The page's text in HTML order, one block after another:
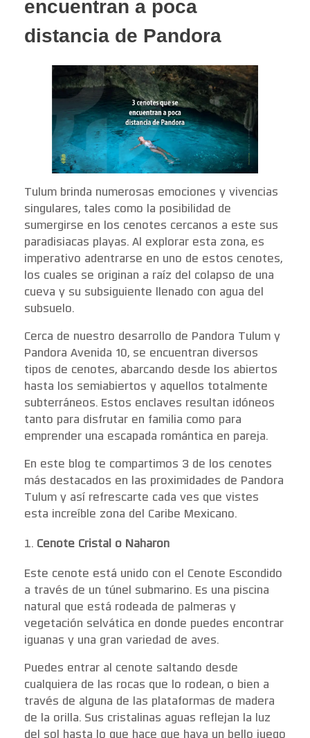
encuentran a poca
distancia de Pandora
Tulum brinda numerosas emociones y vivencias
singulares, tales como la posibilidad de
sumergirse en los cenotes cercanos a este sus
paradisiacas playas. Al explorar esta zona, es
imperativo adentrarse en uno de estos cenotes,
los cuales se originan a raíz del colapso de una
cueva y su subsiguiente llenado con agua del
subsuelo.
Cerca de nuestro desarrollo de Pandora Tulum y
Pandora Avenida 10, se encuentran diversos
tipos de cenotes, abarcando desde los abiertos
hasta los semiabiertos y aquellos totalmente
subterráneos. Estos enclaves resultan idóneos
tanto para disfrutar en familia como para
emprender una escapada romántica en pareja.
En este blog te compartimos 3 de los cenotes
más destacados en las proximidades de Pandora
Tulum y así refrescarte cada ves que vistes
esta increíble zona del Caribe Mexicano.
Cenote Cristal o Naharon
Este cenote está unido con el Cenote Escondido
a través de un túnel submarino. Es una piscina
natural que está rodeada de palmeras y
vegetación selvática en donde puedes encontrar
iguanas y una gran variedad de aves.
Puedes entrar al cenote saltando desde
cualquiera de las rocas que lo rodean, o bien a
través de alguna de las plataformas de madera
de la orilla. Sus cristalinas aguas reflejan la luz
del sol hasta lo que hace que haya un bello juego